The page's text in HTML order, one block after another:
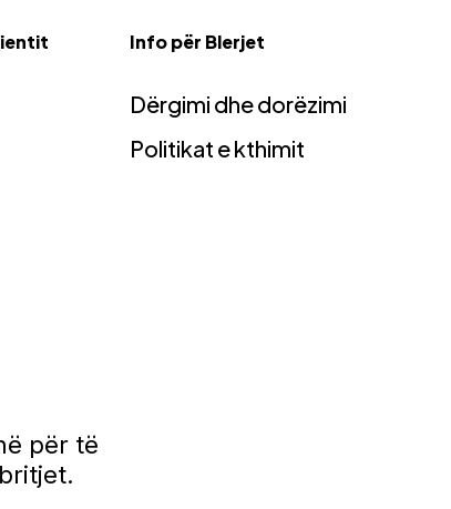
Info për Blerjet
Dërgimi dhe dorëzimi
Politikat e kthimit
për të